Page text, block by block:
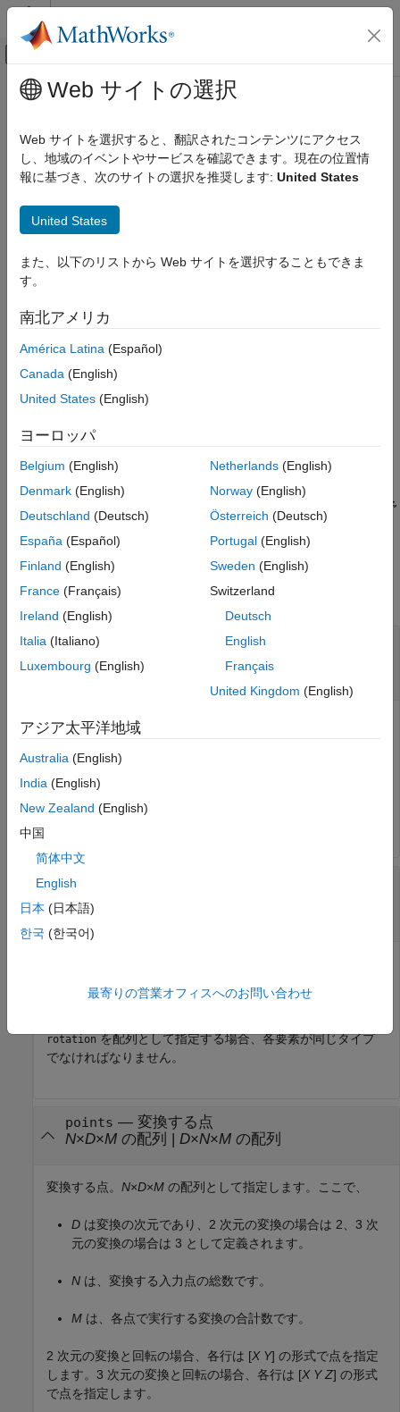
コンテンツへスキップ
オフキャンバス ナビゲーション メ
ドキュメンテーションのホーム
ロボティクスおよび自律システム
Sensor Fusion and Tracking Toolbox
項目一覧
構文
入力引数
出力引数
拡張機能
バージョン履歴
メインコンテンツ
transform
剛体変換を点に適用する
R2023b 以降
構文
tpoints = transform(transformation,points)
tpoints = transform(rotation,points)
説明
= transform(transformation
transformation
を返します。
tpoints= transform(
点pointsに適用し、変換後の点tpointsを返します。
tpoints= transform( ,isCol=format)は、前述の構文の入力
を使用して、入力点
の予
期される形式を列方向または行方向に設定します。
入力引数
すべて折りたたむ
transformation 変換
オブジェクト オブジェクト
ジェクトの
変換。スカラーの
ェクト、あるいは変換オブジェクトのN要素配列として指
定します。Nは変換の合計数です。
タイプでなければなりません。
rotation
so2 オブジェクト
ジェクトの
定します。Nは回転の合計数です。
rotationを配列として指定する場合、各要素が同じタイプ
でなければなりません。
points — 変換する点
N×D×Mの配列 D×N×Mの配列
変換する点。 N×D×M の配列として指定します。ここで、
D は変換の次元であり、2 次元の変換の場合は 2、3 次
元の変換の場合は 3 として定義されます。
N は、変換する入力点の総数です。
M は、各点で実行する変換の合計数です。
2 次元の変換と回転の場合、各行は [X Y] の形式で点を指定
します。3 次元の変換と回転の場合、各行は [X Y Z] の形式
で点を指定します。
Web サイトの選択
Web サイトを選択すると、翻訳されたコンテンツにアクセス
し、地域のイベントやサービスを確認できます。現在の位置情
報に基づき、次のサイトの選択を推奨します: United States
United States
また、以下のリストから Web サイトを選択することもできま
す。
南北アメリカ
América Latina (Español)
Canada (English)
United States (English)
ヨーロッパ
Belgium (English)
Denmark (English)
Deutschland (Deutsch)
España (Español)
Finland (English)
France (Français)
Ireland (English)
Italia (Italiano)
Luxembourg (English)
Netherlands(English)
Norway(English)
Österreich (Deutsch)
Portugal(English)
Sweden (English)
Switzerland
Deutsch
English
Français
United Kingdom (English)
アジア太平洋地域
Australia (English)
India (English)
New Zealand (English)
中国
简体中文
English
日本 (日本語)
한국 (한국어)
最寄りの営業オフィスへのお問い合わせ